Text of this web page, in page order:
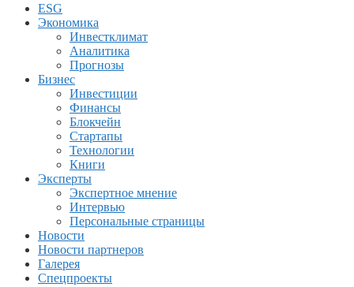
ESG
Экономика
Инвестклимат
Аналитика
Прогнозы
Бизнес
Инвестиции
Финансы
Блокчейн
Стартапы
Технологии
Книги
Эксперты
Экспертное мнение
Интервью
Персональные страницы
Новости
Новости партнеров
Галерея
Спецпроекты